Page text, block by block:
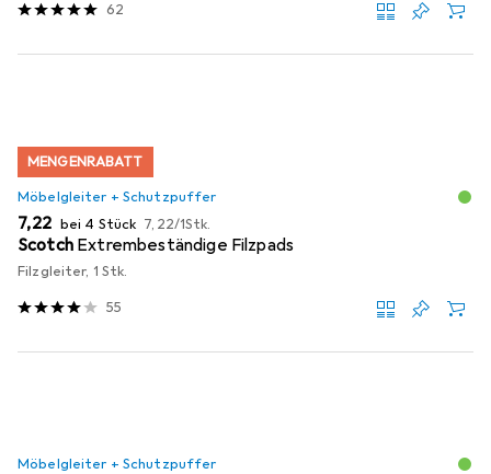
62
MENGENRABATT
Möbelgleiter + Schutzpuffer
EUR
7,22 bei 4 Stück EUR
7,22/1Stk.
Scotch Extrembeständige Filzpads
Filzgleiter, 1 Stk.
55
Möbelgleiter + Schutzpuffer